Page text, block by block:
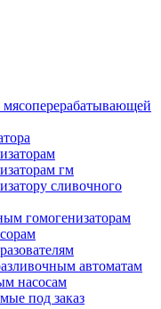
гм
сливочного
гомогенизаторам
автоматам
насосам
под заказ